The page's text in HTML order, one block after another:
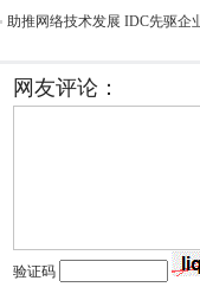
助推网络技术发展 IDC先驱企
网友评论：
验证码